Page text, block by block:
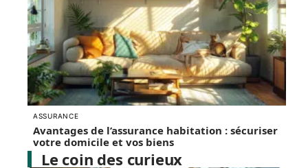
ASSURANCE
Avantages de l’assurance habitation : sécuriser
votre domicile et vos biens
Le coin des curieux